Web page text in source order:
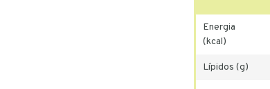
Energia
(kcal)
Lípidos (g)